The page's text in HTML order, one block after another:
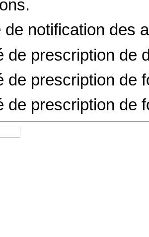
de notification des
de prescription de
de prescription de
de prescription de